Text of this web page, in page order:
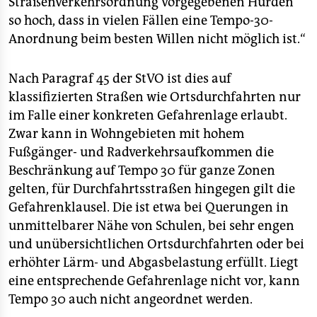
so hoch, dass in vielen Fällen eine Tempo-30-
Anordnung beim besten Willen nicht möglich ist.“
Nach Paragraf 45 der StVO ist dies auf
klassifizierten Straßen wie Ortsdurchfahrten nur
im Falle einer konkreten Gefahrenlage erlaubt.
Zwar kann in Wohngebieten mit hohem
Fußgänger- und Radverkehrsaufkommen die
Beschränkung auf Tempo 30 für ganze Zonen
gelten, für Durchfahrtsstraßen hingegen gilt die
Gefahrenklausel. Die ist etwa bei Querungen in
unmittelbarer Nähe von Schulen, bei sehr engen
und unübersichtlichen Ortsdurchfahrten oder bei
erhöhter Lärm- und Abgasbelastung erfüllt. Liegt
eine entsprechende Gefahrenlage nicht vor, kann
Tempo 30 auch nicht angeordnet werden.